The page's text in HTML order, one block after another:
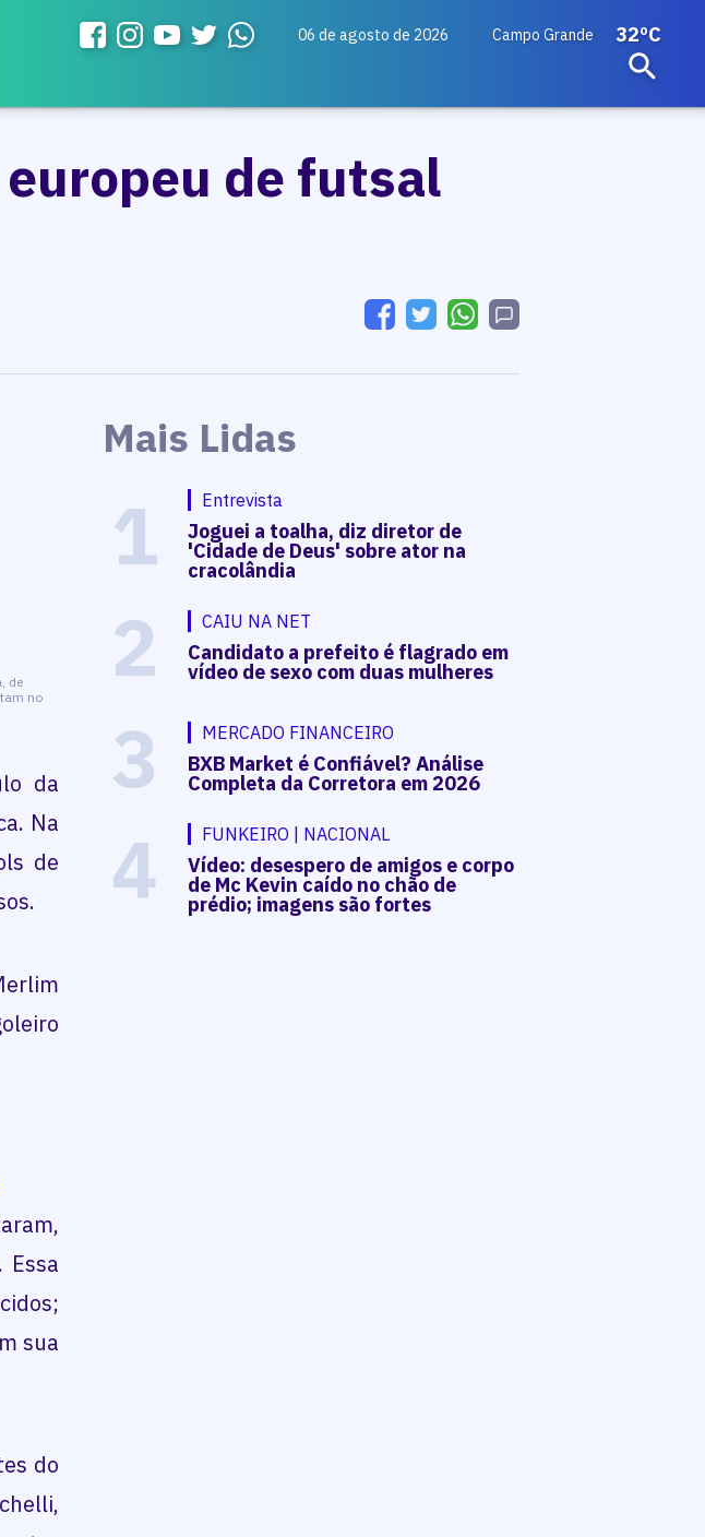
06 de agosto de 2026 Campo Grande 32ºC
de futsal
de
no
da
Na
de
sua
do
Mais Lidas
1 Entrevista
Joguei a toalha, diz diretor de
'Cidade de Deus' sobre ator na
cracolândia
2 CAIU NA NET
Candidato a prefeito é flagrado em
vídeo de sexo com duas mulheres
3 MERCADO FINANCEIRO
BXB Market é Confiável? Análise
Completa da Corretora em 2026
4 FUNKEIRO | NACIONAL
Vídeo: desespero de amigos e corpo
de Mc Kevin caído no chão de
prédio; imagens são fortes